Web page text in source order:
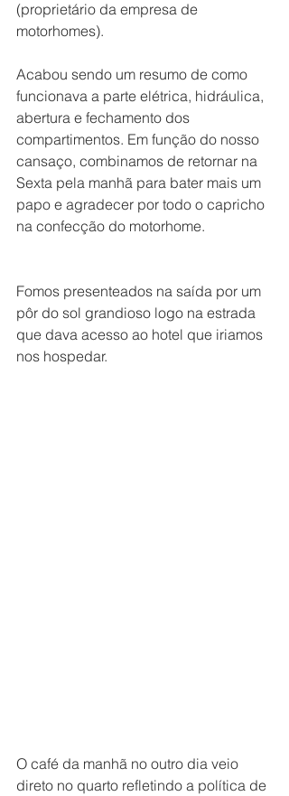
(proprietário da empresa de
motorhomes).
Acabou sendo um resumo de como
funcionava a parte elétrica, hidráulica,
abertura e fechamento dos
compartimentos. Em função do nosso
cansaço, combinamos de retornar na
Sexta pela manhã para bater mais um
papo e agradecer por todo o capricho
na confecção do motorhome.
Fomos presenteados na saída por um
pôr do sol grandioso logo na estrada
que dava acesso ao hotel que iriamos
nos hospedar.
O café da manhã no outro dia veio
direto no quarto refletindo a política de